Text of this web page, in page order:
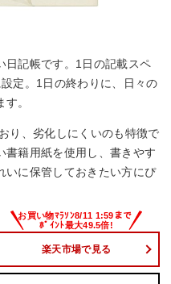
日記帳です。1日の記載スペ
定。1日の終わりに、日々の
。
り、劣化しにくいのも特徴で
書籍用紙を使用し、書きやす
いに保管しておきたい方にぴ
楽天市場で見る